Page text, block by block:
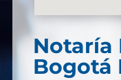
Notaría
Bogotá